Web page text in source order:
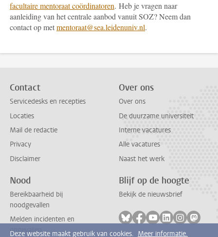
facultaire mentoraat coördinatoren. Heb je vragen naar
aanleiding van het centrale aanbod vanuit SOZ? Neem dan
contact op metmentoraat@sea.leidenuniv.nl.
Contact
Servicedesks en recepties
Locaties
Mail de redactie
Privacy
Disclaimer
Over ons
Over ons
De duurzame universiteit
Interne vacatures
Alle vacatures
Naast het werk
Nood
Bereikbaarheid bij
noodgevallen
Melden incidenten en
ongevallen
Blijf op de hoogte
Bekijk de nieuwsbrief
Volg ons op bluesky
Volg ons op facebook
Volg ons op
Volg ons op
Volg ons
Volg
Deze website maakt gebruik van cookies. Meer informatie.